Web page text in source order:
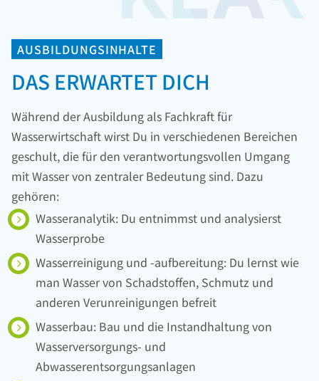
AUSBILDUNGSINHALTE
DAS ERWARTET DICH
Während der Ausbildung als Fachkraft für
Wasserwirtschaft wirst Du in verschiedenen Bereichen
geschult, die für den verantwortungsvollen Umgang
mit Wasser von zentraler Bedeutung sind. Dazu
gehören:
Wasseranalytik: Du entnimmst und analysierst
Wasserprobe
Wasserreinigung und -aufbereitung: Du lernst wie
man Wasser von Schadstoffen, Schmutz und
anderen Verunreinigungen befreit
Wasserbau: Bau und die Instandhaltung von
Wasserversorgungs- und
Abwasserentsorgungsanlagen